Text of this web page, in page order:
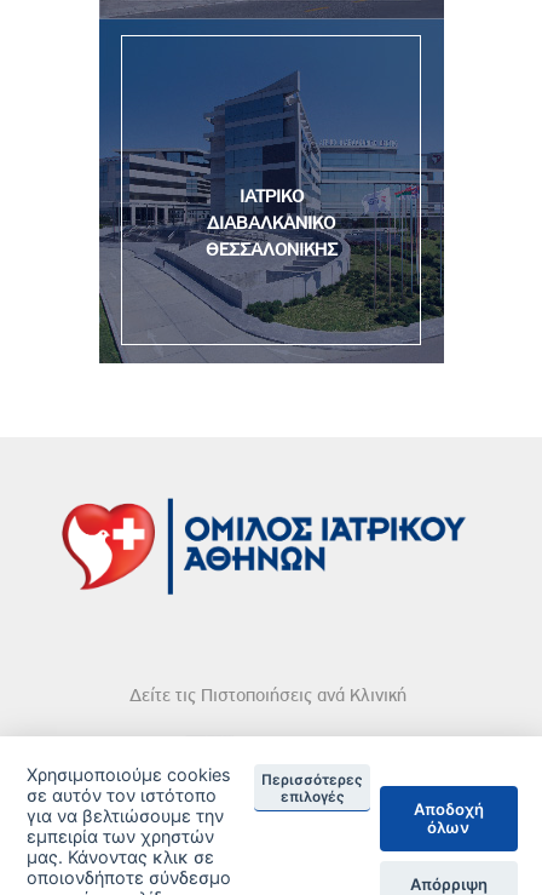
ΙΑΤΡΙΚΟ
ΔΙΑΒΑΛΚΑΝΙΚΟ
ΘΕΣΣΑΛΟΝΙΚΗΣ
Δείτε τις Πιστοποιήσεις ανά Κλινική
© 2026 Copyright © Iatriko.gr | Powered by Aboutnet
Χρησιμοποιούμε cookies
σε αυτόν τον ιστότοπο
για να βελτιώσουμε την
εμπειρία των χρηστών
μας. Κάνοντας κλικ σε
οποιονδήποτε σύνδεσμο
Περισσότερες
επιλογές
Αποδοχή
όλων
Απόρριψη